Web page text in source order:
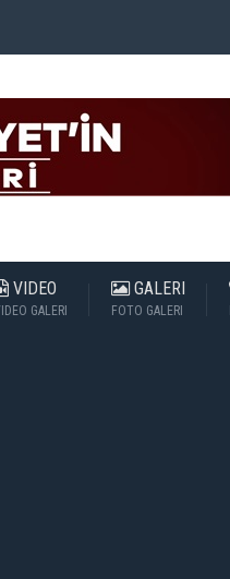
VIDEO
GALERI
GALERI
FOTO GALERI